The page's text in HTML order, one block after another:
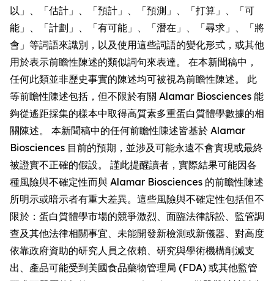
以」、「估計」、「預計」、「預測」、「打算」、「可
能」、「計劃」、「有可能」、「潛在」、「尋求」、「將
會」等詞語來識別，以及使用這些詞語的變化形式，或其他
用於表示前瞻性陳述的類似詞句來表達。 在本新聞稿中，
任何此類並非歷史事實的陳述均可被視為前瞻性陳述。 此
等前瞻性陳述包括，但不限於有關 Alamar Biosciences 能
夠從遙距採集的樣本中取得高質素多重蛋白質體學數據的相
關陳述。 本新聞稿中的任何前瞻性陳述皆基於 Alamar
Biosciences 目前的預期，並涉及可能永遠不會實現或最終
被證實不正確的假設。 謹此提醒讀者，實際結果可能因各
種風險與不確定性而與 Alamar Biosciences 的前瞻性陳述
所明示或暗示者有重大差異。這些風險與不確定性包括但不
限於：蛋白質體學市場的競爭激烈、面臨法律訴訟、監管調
查及其他法律相關事宜、未能開發新檢測或新儀器、對高度
依靠政府資助的研究人員之依賴、研究與學術機構削減支
出、產品可能受到美國食品藥物管理局 (FDA) 或其他監管